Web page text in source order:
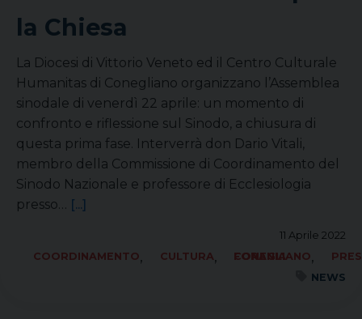
la Chiesa
La Diocesi di Vittorio Veneto ed il Centro Culturale
Humanitas di Conegliano organizzano l’Assemblea
sinodale di venerdì 22 aprile: un momento di
confronto e riflessione sul Sinodo, a chiusura di
questa prima fase. Interverrà don Dario Vitali,
membro della Commissione di Coordinamento del
Sinodo Nazionale e professore di Ecclesiologia
presso… [...]
11 Aprile 2022
COORDINAMENTO, CULTURA, FORANIA CONEGLIANO,
NEWS